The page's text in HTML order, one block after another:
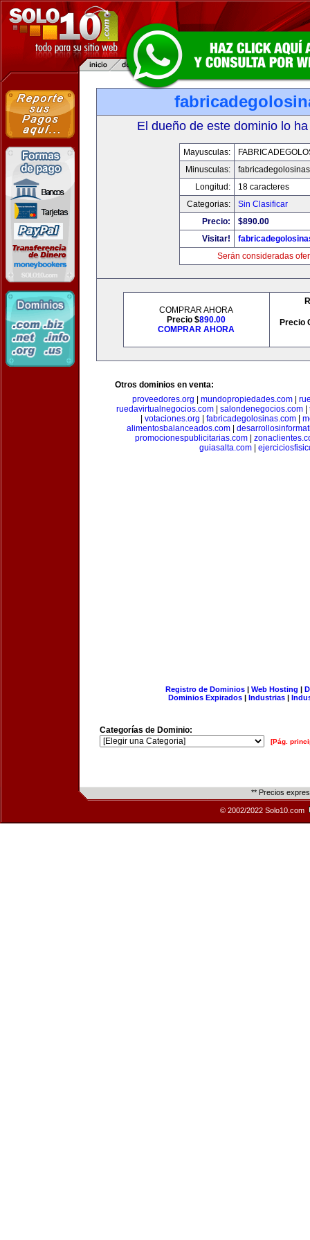
El dueño de este dominio lo
Mayusculas:
Minusculas:
Longitud:
18 caracteres
Categorias:
Sin Clasificar
Precio:
$890.00
Visitar!
Serán consideradas
COMPRAR AHORA
Precio $890.00
COMPRAR AHORA
Precio
Otros dominios en venta:
proveedores.org
mundopropiedades.com|
ruedavirtualnegocios.com| salondenegocios.com|
votaciones.org fabricadegolosinas.com
alimentosbalanceados.com
promocionespublicitarias.com|
guiasalta.com|
Registro de Dominios| Web Hosting |
Dominios Expirados | Industrias |
Categorías de Dominio:
[Pág.
** Precios
© 2002/2022 Solo10.com